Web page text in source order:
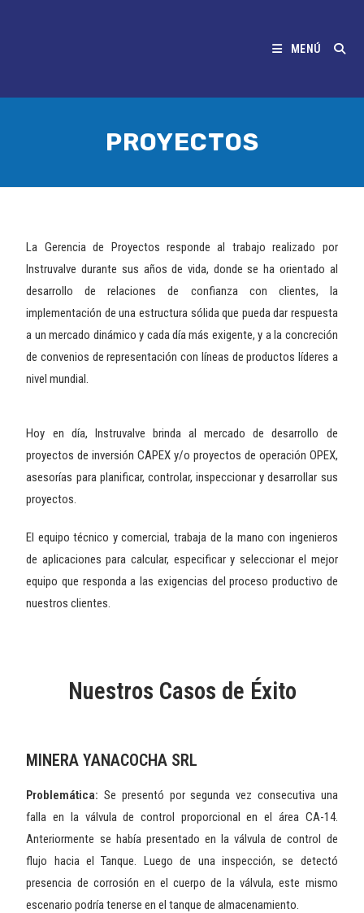
MENÚ
PROYECTOS
La Gerencia de Proyectos responde al trabajo realizado por
Instruvalve durante sus años de vida, donde se ha orientado al
desarrollo de relaciones de confianza con clientes, la
implementación de una estructura sólida que pueda dar respuesta
a un mercado dinámico y cada día más exigente, y a la concreción
de convenios de representación con líneas de productos líderes a
nivel mundial.
Hoy en día, Instruvalve brinda al mercado de desarrollo de
proyectos de inversión CAPEX y/o proyectos de operación OPEX,
asesorías para planificar, controlar, inspeccionar y desarrollar sus
proyectos.
El equipo técnico y comercial, trabaja de la mano con ingenieros
de aplicaciones para calcular, especificar y seleccionar el mejor
equipo que responda a las exigencias del proceso productivo de
nuestros clientes.
Nuestros Casos de Éxito
MINERA YANACOCHA SRL
Problemática:Se presentó por segunda vez consecutiva una
falla en la válvula de control proporcional en el área CA-14.
Anteriormente se había presentado en la válvula decontrol de
flujo hacia el Tanque. Luego de una inspección, se detectó
presencia de corrosión en el cuerpo de la válvula, este mismo
escenario podría tenerse en el tanque dealmacenamiento.